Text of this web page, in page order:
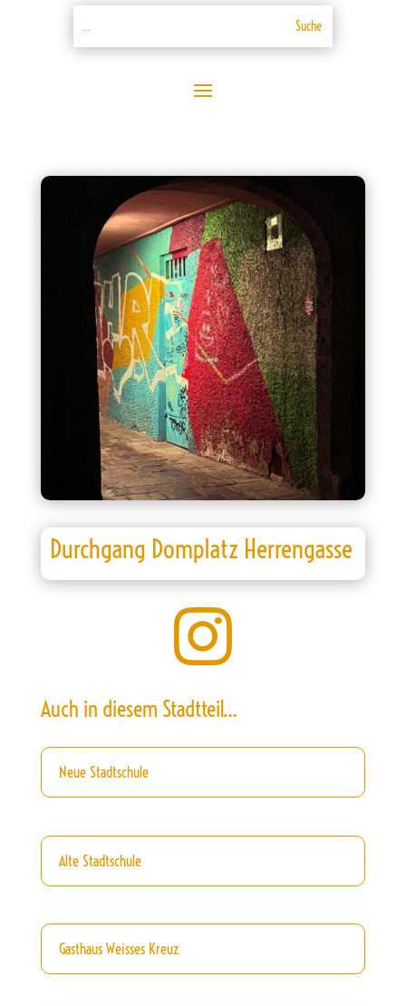
Durchgang Domplatz Herrengasse

Auch in diesem Stadtteil…
Neue Stadtschule
Alte Stadtschule
Gasthaus Weisses Kreuz